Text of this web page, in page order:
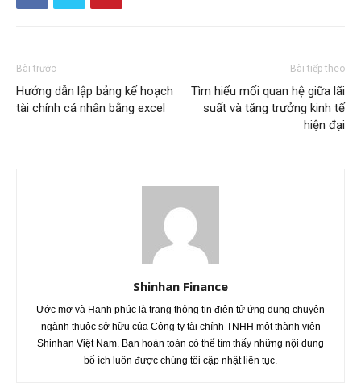
Bài trước
Hướng dẫn lập bảng kế hoạch
tài chính cá nhân bằng excel
Bài tiếp theo
Tìm hiểu mối quan hệ giữa lãi
suất và tăng trưởng kinh tế
hiện đại
Shinhan Finance
Ước mơ và Hạnh phúc là trang thông tin điện tử ứng dụng chuyên
ngành thuộc sở hữu của Công ty tài chính TNHH một thành viên
Shinhan Việt Nam. Bạn hoàn toàn có thể tìm thấy những nội dung
bổ ích luôn được chúng tôi cập nhật liên tục.